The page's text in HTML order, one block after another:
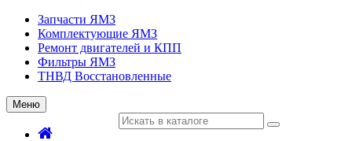
Запчасти ЯМЗ
Комплектующие ЯМЗ
Ремонт двигателей и КПП
Фильтры ЯМЗ
ТНВД Восстановленные
Меню